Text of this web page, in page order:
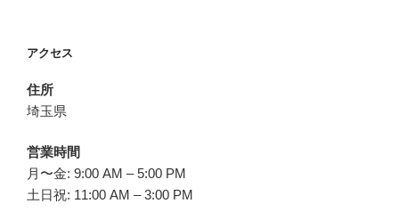
アクセス
住所
埼玉県
営業時間
月〜金: 9:00 AM – 5:00 PM
土日祝: 11:00 AM – 3:00 PM